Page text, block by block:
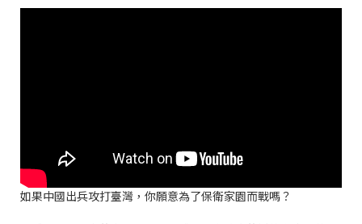
如果中國出兵攻打臺灣，你願意為了保衛家園而戰嗎？